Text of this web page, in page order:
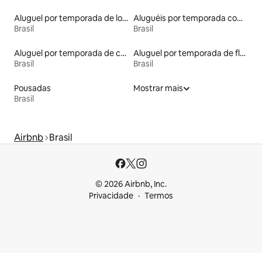
Aluguel por temporada de lofts
Brasil
Aluguéis por temporada com caiaque
Brasil
Aluguel por temporada de casas-barco
Brasil
Aluguel por temporada de flats
Brasil
Pousadas
Brasil
Mostrar mais
Airbnb Brasil
© 2026 Airbnb, Inc.
Privacidade
Termos